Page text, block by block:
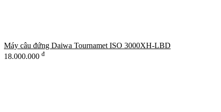
Máy câu đứng Daiwa Tournamet ISO 3000XH-LBD
18.000.000 đ